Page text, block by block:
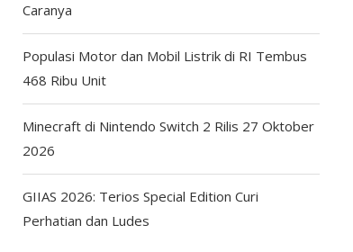
Caranya
Populasi Motor dan Mobil Listrik di RI Tembus
468 Ribu Unit
Minecraft di Nintendo Switch 2 Rilis 27 Oktober
2026
GIIAS 2026: Terios Special Edition Curi
Perhatian dan Ludes